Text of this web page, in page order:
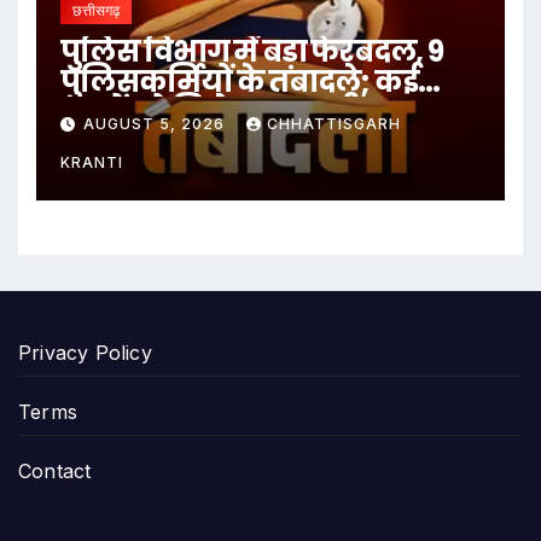
छत्तीसगढ़
पुलिस विभाग में बड़ा फेरबदल, 9
पुलिसकर्मियों के तबादले; कई
थानों को मिले नए प्रभारी
AUGUST 5, 2026 CHHATTISGARH
KRANTI
Privacy Policy
Terms
Contact